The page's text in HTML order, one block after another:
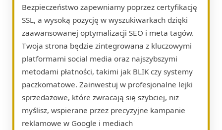
Bezpieczeństwo zapewniamy poprzez certyfikację
SSL, a wysoką pozycję w wyszukiwarkach dzięki
zaawansowanej optymalizacji SEO i meta tagów.
Twoja strona będzie zintegrowana z kluczowymi
platformami social media oraz najszybszymi
metodami płatności, takimi jak BLIK czy systemy
paczkomatowe. Zainwestuj w profesjonalne lejki
sprzedażowe, które zwracają się szybciej, niż
myślisz, wspierane przez precyzyjne kampanie
reklamowe w Google i mediach